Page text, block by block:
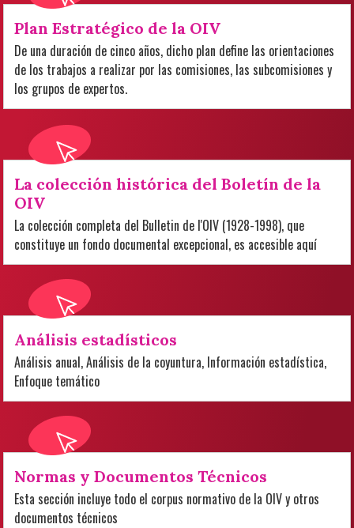
Plan Estratégico de la OIV
De una duración de cinco años, dicho plan define las orientaciones
de los trabajos a realizar por las comisiones, las subcomisiones y
los grupos de expertos.
La colección histórica del Boletín de la
OIV
La colección completa del Bulletin de l'OIV (1928-1998), que
constituye un fondo documental excepcional, es accesible aquí
Análisis estadísticos
Análisis anual, Análisis de la coyuntura, Información estadística,
Enfoque temático
Normas y Documentos Técnicos
Esta sección incluye todo el corpus normativo de la OIV y otros
documentos técnicos